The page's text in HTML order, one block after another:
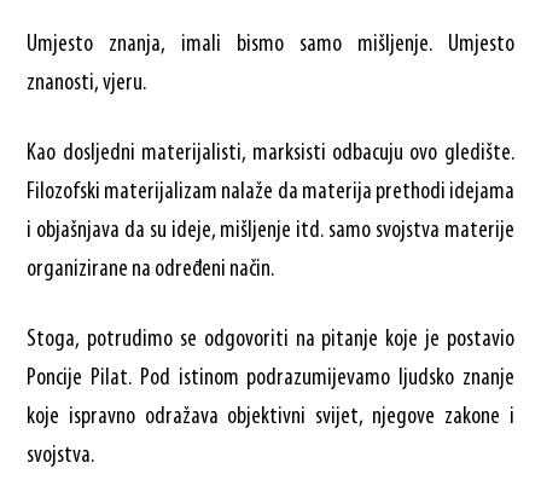
Umjesto znanja, imali bismo samo mišljenje. Umjesto
znanosti, vjeru.
Kao dosljedni materijalisti, marksisti odbacuju ovo gledište.
Filozofski materijalizam nalaže da materija prethodi idejama
i objašnjava da su ideje, mišljenje itd. samo svojstva materije
organizirane na određeni način.
Stoga, potrudimo se odgovoriti na pitanje koje je postavio
Poncije Pilat. Pod istinom podrazumijevamo ljudsko znanje
koje ispravno odražava objektivni svijet, njegove zakone i
svojstva.